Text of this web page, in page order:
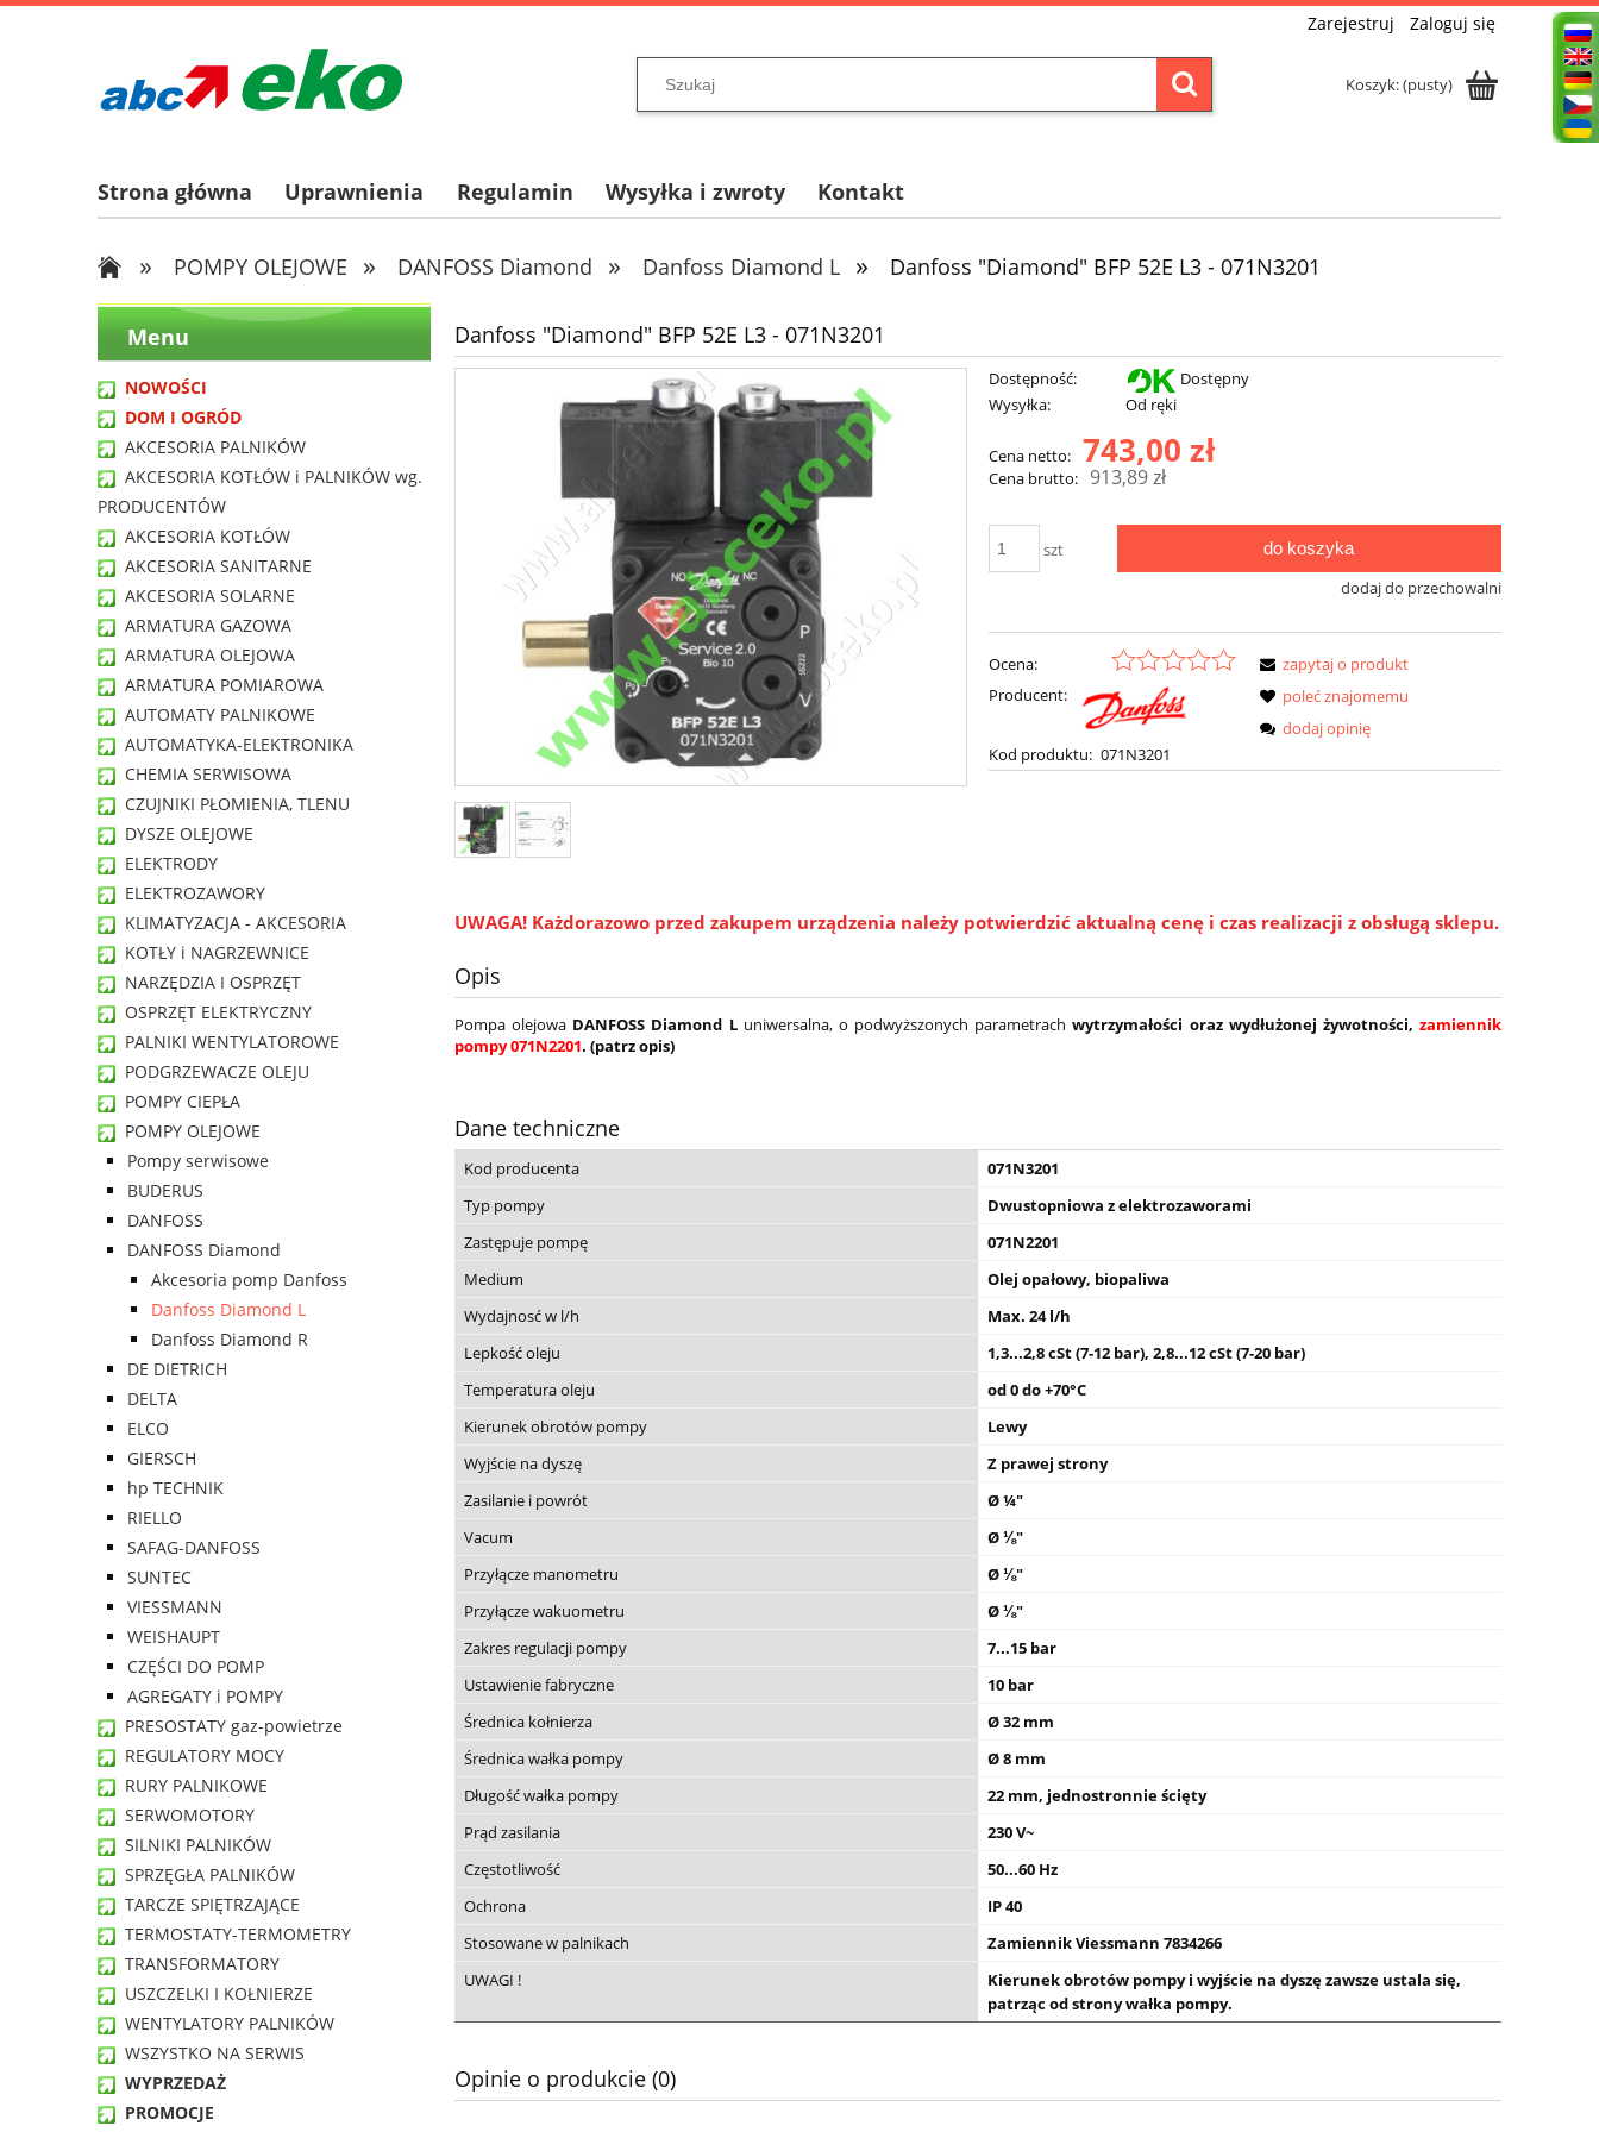
Zarejestruj Zaloguj się
Koszyk:(pusty)
Strona główna Uprawnienia Regulamin Wysyłka i zwroty Kontakt
» POMPY OLEJOWE » DANFOSS Diamond » Danfoss Diamond L » Danfoss "Diamond" BFP 52E L3 - 071N3201
Menu
NOWOŚCI
DOM I OGRÓD
AKCESORIA PALNIKÓW
AKCESORIA KOTŁÓW i PALNIKÓW wg.
PRODUCENTÓW
AKCESORIA KOTŁÓW
AKCESORIA SANITARNE
AKCESORIA SOLARNE
ARMATURA GAZOWA
ARMATURA OLEJOWA
ARMATURA POMIAROWA
AUTOMATY PALNIKOWE
AUTOMATYKA-ELEKTRONIKA
CHEMIA SERWISOWA
CZUJNIKI PŁOMIENIA, TLENU
DYSZE OLEJOWE
ELEKTRODY
ELEKTROZAWORY
KLIMATYZACJA - AKCESORIA
KOTŁY i NAGRZEWNICE
NARZĘDZIA I OSPRZĘT
OSPRZĘT ELEKTRYCZNY
PALNIKI WENTYLATOROWE
PODGRZEWACZE OLEJU
POMPY CIEPŁA
POMPY OLEJOWE
Pompy serwisowe
BUDERUS
DANFOSS
DANFOSS Diamond
Akcesoria pomp Danfoss
Danfoss Diamond L
Danfoss Diamond R
DE DIETRICH
DELTA
ELCO
GIERSCH
hp TECHNIK
RIELLO
SAFAG-DANFOSS
SUNTEC
VIESSMANN
WEISHAUPT
CZĘŚCI DO POMP
AGREGATY i POMPY
PRESOSTATY gaz-powietrze
REGULATORY MOCY
RURY PALNIKOWE
SERWOMOTORY
SILNIKI PALNIKÓW
SPRZĘGŁA PALNIKÓW
TARCZE SPIĘTRZAJĄCE
TERMOSTATY-TERMOMETRY
TRANSFORMATORY
USZCZELKI I KOŁNIERZE
WENTYLATORY PALNIKÓW
WSZYSTKO NA SERWIS
WYPRZEDAŻ
PROMOCJE
Danfoss "Diamond" BFP 52E L3 - 071N3201
Dostępność:
Dostępny
Wysyłka:
Od ręki
Cena netto: 743,00 zł
Cena brutto: 913,89 zł
szt do koszyka
dodaj do przechowalni
Ocena:
Producent:
Kod produktu: 071N3201
zapytaj o produkt
poleć znajomemu
dodaj opinię
UWAGA! Każdorazowo przed zakupem urządzenia należy potwierdzić aktualną cenę i czas realizacji z obsługą sklepu.
Opis
Pompa olejowa DANFOSS Diamond L uniwersalna, o podwyższonych parametrach wytrzymałości oraz wydłużonej żywotności,zamiennik
pompy 071N2201. (patrz opis)
Dane techniczne
Kod producenta
071N3201
Typ pompy
Dwustopniowa z elektrozaworami
Zastępuje pompę
071N2201
Medium
Olej opałowy, biopaliwa
Wydajnosć w l/h
Max. 24 l/h
Lepkość oleju
1,3...2,8 cSt (7-12 bar), 2,8...12 cSt (7-20 bar)
Temperatura oleju
od 0 do +70°C
Kierunek obrotów pompy
Lewy
Wyjście na dyszę
Z prawej strony
Zasilanie i powrót
Ø ¼"
Vacum
Ø ⅛"
Przyłącze manometru
Ø ⅛"
Przyłącze wakuometru
Ø ⅛"
Zakres regulacji pompy
7...15 bar
Ustawienie fabryczne
10 bar
Średnica kołnierza
Ø 32 mm
Średnica wałka pompy
Ø 8 mm
Długość wałka pompy
22 mm, jednostronnie ścięty
Prąd zasilania
230 V~
Częstotliwość
50...60 Hz
Ochrona
IP 40
Stosowane w palnikach
Zamiennik Viessmann 7834266
UWAGI !
Kierunek obrotów pompy i wyjście na dyszę zawsze ustala się,
patrząc od strony wałka pompy.
Opinie o produkcie (0)